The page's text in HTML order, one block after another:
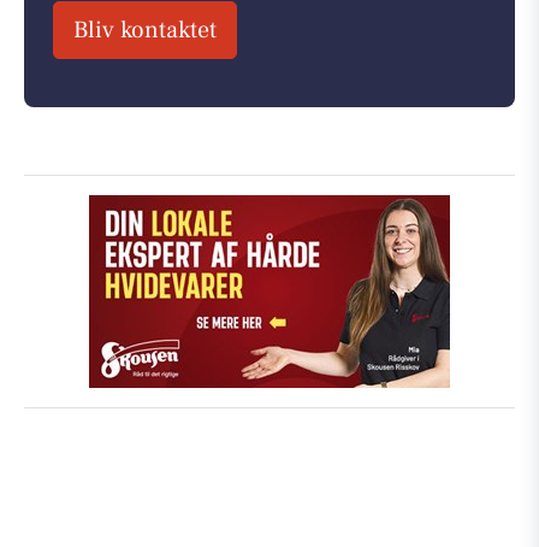
Bliv kontaktet